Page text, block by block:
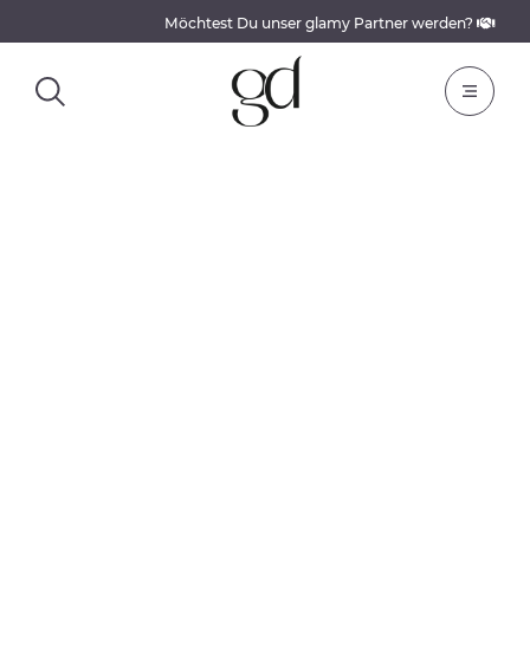
Möchtest Du unser glamy Partner werden?